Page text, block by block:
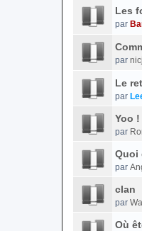
Les
par
par nicj
Le
par
Yoo
par
Quoi
par
clan
par
Où